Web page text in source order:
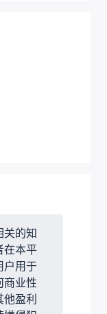
关的知
在本平
户用于
商业性
盈利